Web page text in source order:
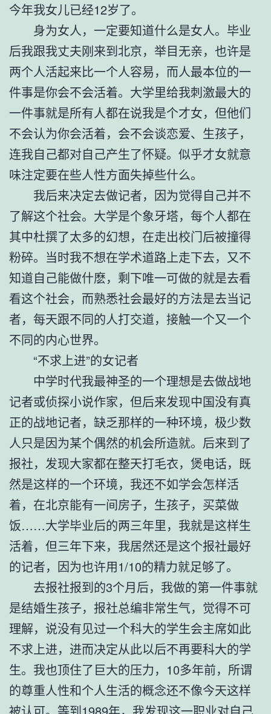
今年我女儿已经12岁了。
身为女人，一定要知道什么是女人。毕业
后我跟我丈夫刚来到北京，举目无亲，也许是
两个人活起来比一个人容易，而人最本位的一
件事是你会不会活着。大学里给我刺激最大的
一件事就是所有人都在说我是个才女，但他们
不会认为你会活着，会不会谈恋爱、生孩子，
连我自己都对自己产生了怀疑。似乎才女就意
味注定要在些人性方面失掉些什么。
我后来决定去做记者，因为觉得自己并不
了解这个社会。大学是个象牙塔，每个人都在
其中杜撰了太多的幻想，在走出校门后被撞得
粉碎。当时我不想在学术道路上走下去，又不
知道自己能做什麽，剩下唯一可做的就是去看
看这个社会，而熟悉社会最好的方法是去当记
者，每天跟不同的人打交道，接触一个又一个
不同的内心世界。
“不求上进”的女记者
中学时代我最神圣的一个理想是去做战地
记者或侦探小说作家，但后来发现中国没有真
正的战地记者，缺乏那样的一种环境，极少数
人只是因为某个偶然的机会所造就。后来到了
报社，发现大家都在整天打毛衣，煲电话，既
然是这样的一个环境，我还不如学会怎样活
着，在北京能有一间房子，生孩子，买菜做
饭……大学毕业后的两三年里，我就是这样生
活着，但三年下来，我居然还是这个报社最好
的记者，因为也许用1/10的精力就足够了。
去报社报到的3个月后，我做的第一件事就
是结婚生孩子，报社总编非常生气，觉得不可
理解，说没有见过一个科大的学生会主席如此
不求上进，进而决定从此以后不再要科大的学
生。我也顶住了巨大的压力，10多年前，所谓
的尊重人性和个人生活的概念还不像今天这样